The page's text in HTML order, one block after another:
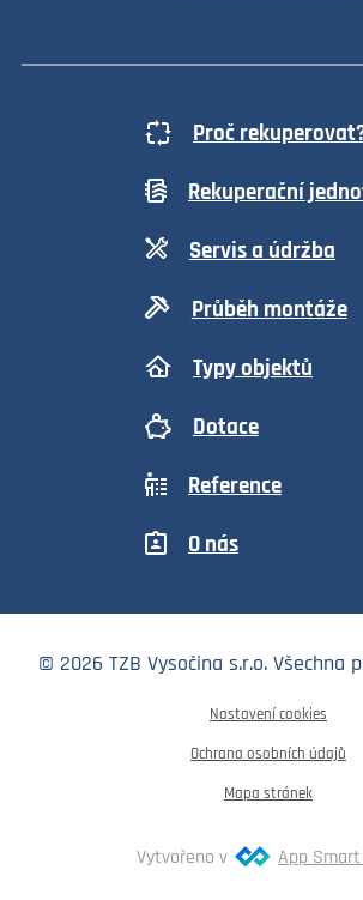
Proč
Rekuperační
Servis a údržba
Průběh montáže
Typy objektů
Dotace
Reference
O nás
© 2026 TZB Vysočina s.r.o. Všechna
Nastavení cookies
Ochrana osobních údajů
Mapa stránek
Vytvořeno v App Smart